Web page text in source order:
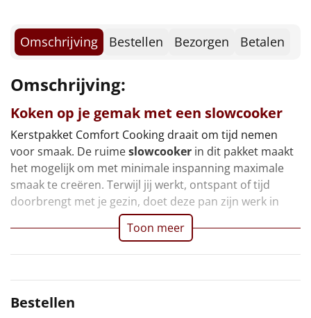
Noodradio NIEUW
Alle artikelen
Overige
Ideeën
Personeel
Doe het zelf
Particulier
Omschrijving Bestellen Bezorgen Betalen
Omschrijving:
Koken op je gemak met een slowcooker
Kerstpakket Comfort Cooking draait om tijd nemen
voor smaak. De ruimeslowcooker in dit pakket maakt
het mogelijk om met minimale inspanning maximale
smaak te creëren. Terwijl jij werkt, ontspant of tijd
doorbrengt met je gezin, doet deze pan zijn werk in
Toon meer
Bestellen